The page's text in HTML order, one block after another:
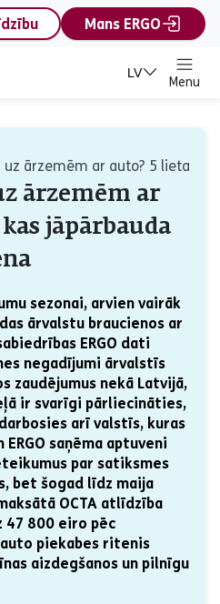
Mans ERGO
LV
Menu
uz ārzemēm ar auto? 5 lietas,
ārzemēm ar
jāpārbauda
sezonai, arvien vairāk
ārvalstu braucienos ar
ERGO dati
negadījumi ārvalstīs
zaudējumus nekā Latvijā,
ir svarīgi pārliecināties,
arī valstīs, kuras
saņēma aptuveni
par satiksmes
bet šogad līdz maija
OCTA atlīdzība
47 800 eiro pēc
piekabes ritenis
aizdegšanos un pilnīgu